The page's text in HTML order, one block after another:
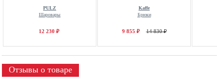
PULZ
Шаровары
12 230 ₽
Kaffe
Брюки
9 855 ₽ 14 830 ₽
Отзывы о товаре